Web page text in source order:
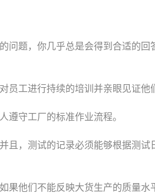
问题，你几乎总是会得到合适的回
工进行持续的培训并亲眼见证他
遵守工厂的标准作业流程。
且，测试的记录必须能够根据测试
果他们不能反映大货生产的质量水